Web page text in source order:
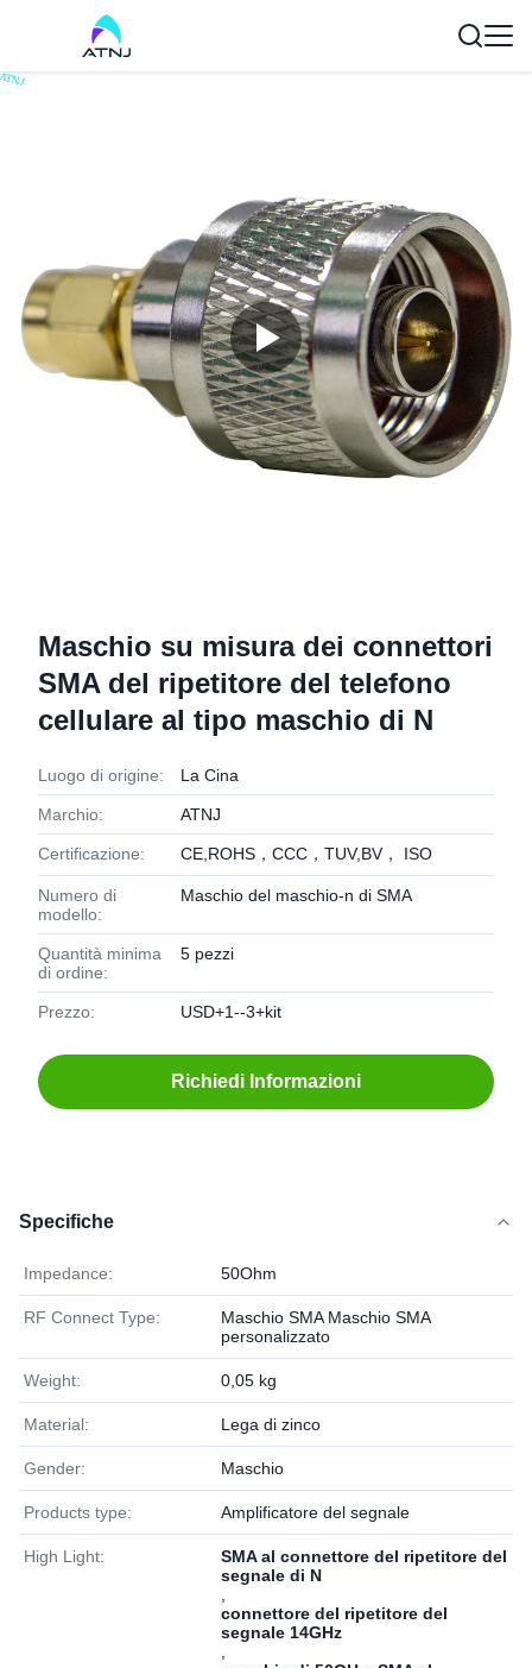
Maschio su misura dei connettori
SMA del ripetitore del telefono
cellulare al tipo maschio di N
Luogo di origine: La Cina
Marchio: ATNJ
Certificazione: CE,ROHS，CCC，TUV,BV， ISO
Numero di
modello:
Maschio del maschio-n di SMA
Quantità minima
di ordine:
5 pezzi
Prezzo: USD+1--3+kit
Richiedi Informazioni
Specifiche
Impedance: 50Ohm
RF Connect Type:
Maschio SMA Maschio SMA
personalizzato
Weight: 0,05 kg
Material: Lega di zinco
Gender: Maschio
Products type: Amplificatore del segnale
High Light:
SMA al connettore del ripetitore del
segnale di N
connettore del ripetitore del
segnale 14GHz